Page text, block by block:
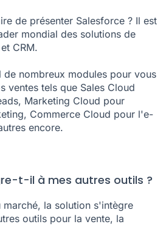
de présenter Salesforce ? Il est
mondial des solutions de
CRM.
de nombreux modules pour vous
ventes tels que Sales Cloud
Marketing Cloud pour
Commerce Cloud pour l'e-
encore.
t-il à mes autres outils ?
marché, la solution s'intègre
outils pour la vente, la